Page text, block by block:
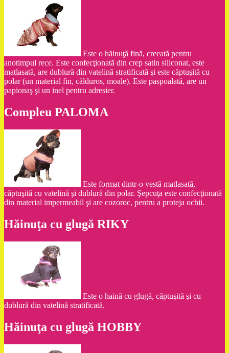
Este o hăinuţă fină, creeată pentru
anotimpul rece. Este confecţionată din crep satin siliconat, este
matlasată, are dublură din vatelină stratificată şi este căptuşită cu
polar (un material fin, călduros, moale). Este paspoalată, are un
papionaş şi un inel pentru adresier.
Compleu PALOMA
Este format dintr-o vestă matlasată,
căptuşită cu vatelină şi dublură din polar. Şepcuţa este confecţionată
din material impermeabil şi are cozoroc, pentru a proteja ochii.
Hăinuţa cu glugă RIKY
Este o haină cu glugă, căptuşită şi cu
dublură din vatelină stratificată.
Hăinuţa cu glugă HOBBY